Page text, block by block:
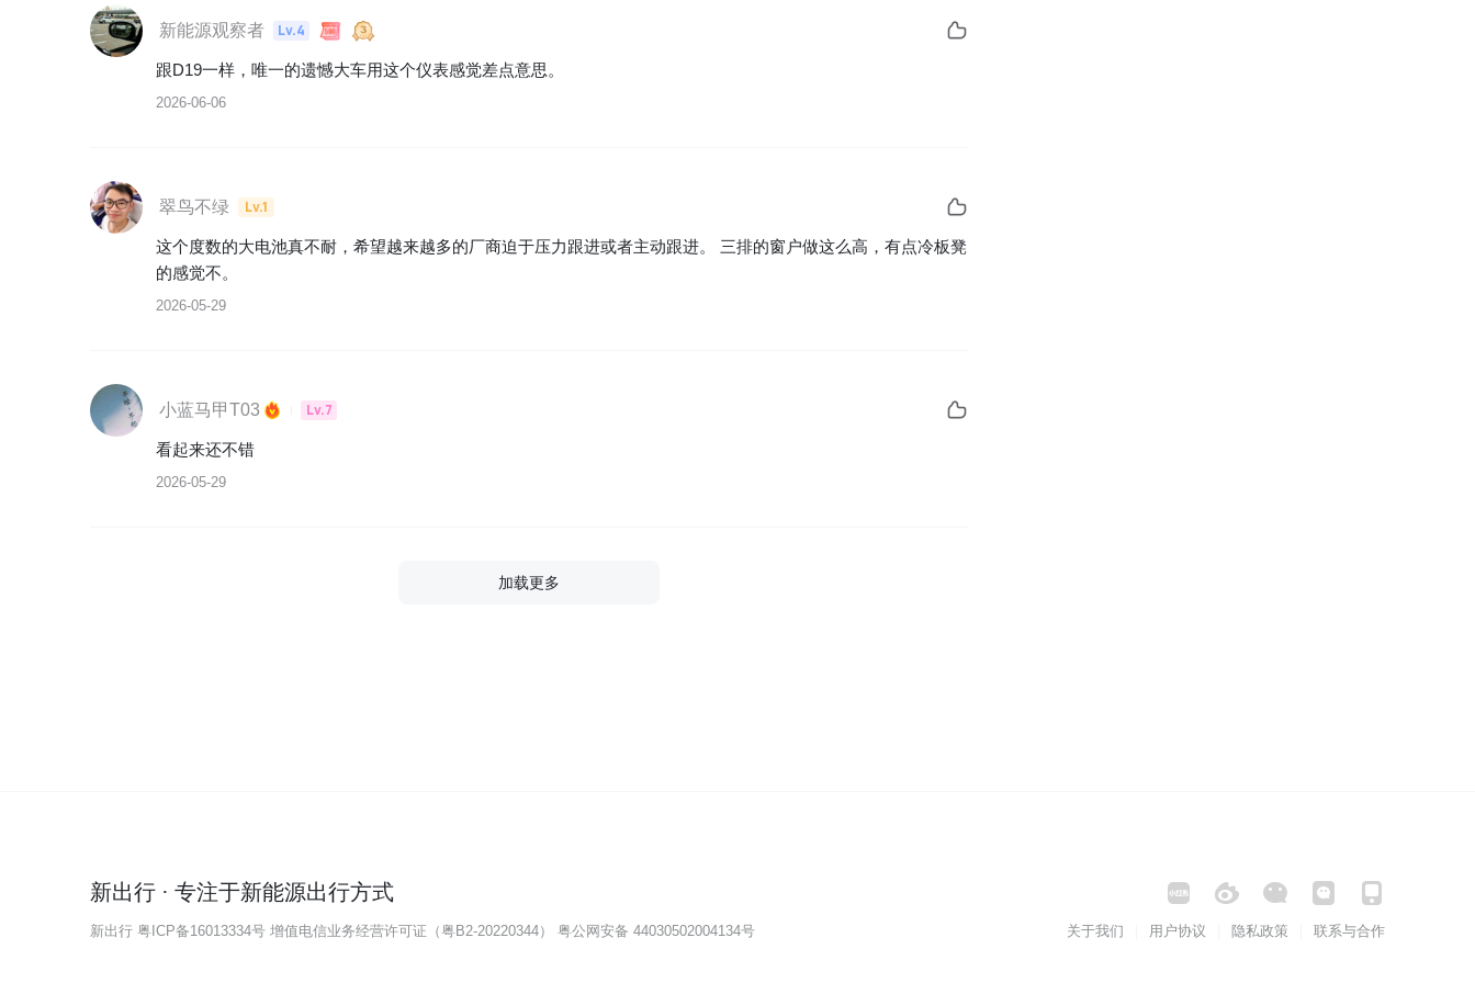
新能源观察者 Lv.4
跟D19一样，唯一的遗憾大车用这个仪表感觉差点意思。
2026-06-06
翠鸟不绿 Lv.1
这个度数的大电池真不耐，希望越来越多的厂商迫于压力跟进或者主动跟进。 三排的窗户做这么高，有点冷板凳
的感觉不。
2026-05-29
小蓝马甲T03 Lv.7
看起来还不错
2026-05-29
加载更多
新出行 · 专注于新能源出行方式
新出行 粤ICP备16013334号 增值电信业务经营许可证（粤B2-20220344） 粤公网安备 44030502004134号 关于我们 用户协议 隐私政策 联系与合作